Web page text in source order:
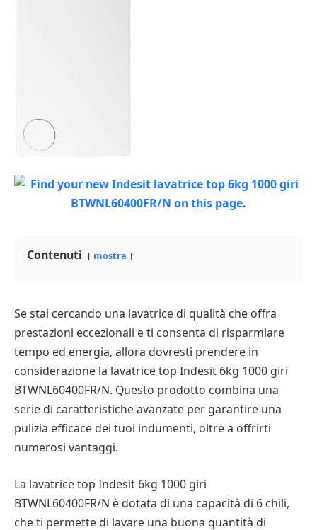
Contenuti mostra
Se stai cercando una lavatrice di qualità che offra
prestazioni eccezionali e ti consenta di risparmiare
tempo ed energia, allora dovresti prendere in
considerazione la lavatrice top Indesit 6kg 1000 giri
BTWNL60400FR/N. Questo prodotto combina una
serie di caratteristiche avanzate per garantire una
pulizia efficace dei tuoi indumenti, oltre a offrirti
numerosi vantaggi.
La lavatrice top Indesit 6kg 1000 giri
BTWNL60400FR/N è dotata di una capacità di 6 chili,
che ti permette di lavare una buona quantità di